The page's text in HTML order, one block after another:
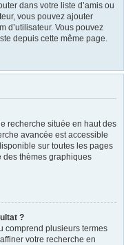
dans votre liste d’amis ou
vous pouvez ajouter
d’utilisateur. Vous pouvez
depuis cette même page.
recherche située en haut des
avancée est accessible
sur toutes les pages
des thèmes graphiques
?
comprend plusieurs termes
votre recherche en